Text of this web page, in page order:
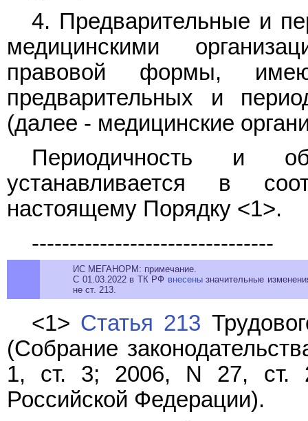
4. Предварительные и
медицинскими
правовой формы,
предварительных и
(далее - медицинские
Периодичность и
устанавливается в
настоящему Порядку <1>.
--------------------------------
ИС МЕГАНОРМ: примечание.
С 01.03.2022 в ТК РФ внесенызначительные
не ст. 213.
<1> Статья 213
(Собрание
1, ст. 3; 2006, N 27, ст.
Российской Федерации).